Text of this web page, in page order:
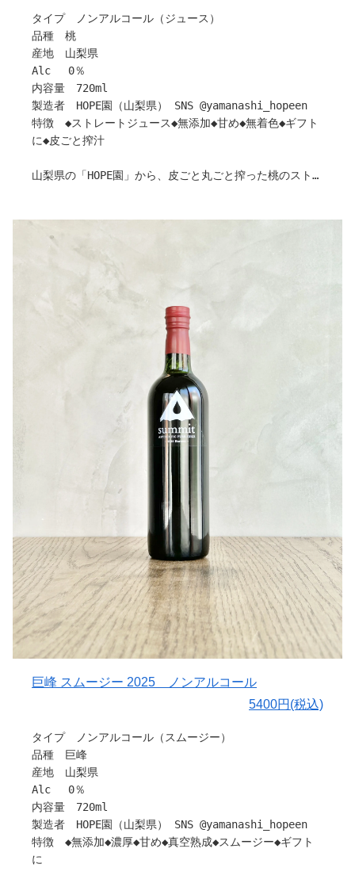
だから透明ではありません。
だから毎年味わいも少しずつ違います。
山梨・マスカット・ベーリーAぶどうをそのまま搾りまし
た。
〇ぶどうについて
山梨県産マスカット・ベーリーAを100％使用し、無補糖・
無添加で仕上げたストレートジュースです。
○味わいについて
とろりとした濃密なテクスチャーに、マスカット・ベーリ
ーA特有の華やかな甘い香りがふわっと広がります。
一口飲めば、熟したぶどうの甘みがまるごと口の中へ。
ジュースというよりも"液体のぶどう"とも言いたくなるほ
どの凝縮感。
お子さまからワインが苦手な方まで、誰もが笑顔になれ
る、純粋なぶどうの美味しさが詰まっています。
引用：フジクレールワイナリー
タイプ ノンアルコール（ジュース）
品種 桃
産地 山梨県
Alc 0％
内容量 720ml
製造者 HOPE園（山梨県） SNS @yamanashi_hopeen
特徴 ◆ストレートジュース◆無添加◆甘め◆無着色◆ギフト
に◆皮ごと搾汁
山梨県の「HOPE園」から、皮ごと丸ごと搾った桃のストレ
め、カプレーゼや、生ハムを添えた冷製パスタなどと合わ
せるのがおすすめです。
なく楽しみたい一本です。
作り手さんから
とにかく甘かった2025年の桃。
その甘味をガツンと感じることのできる逸品。
桃らしい香りも残しながら、実は桃の持つ”梅”らしい香り
皮ごと まるごと絞り、技術により自然な桃の色をキレイ
に残してもらいました。
暗所で保管すれば色もほとんど変わりません。
もちろん無加糖、無着色、無香料。
冬にも、桃を楽しめます。
〇HOPE園 のsummitについて
素材への約束
無添加。無加糖。無加水。無濃縮。無調整。
味も、色も、香りも。
すべては果実がもつものだけ。
余計な手を加えず、素材の力を、最大限に引き出す
果実の個性は、年ごとに異なり、甘みも、酸味も、香り
ものを選び抜くー
だからこそ、毎年ちがう。
そして毎年、本物が生まれるのです。
時間という旨味。
類を見ない“真空熟成”を可能にした独自製法
静かに、ゆっくりと時間を重ねることで
甘みはより深く、味わいはひとつにまとまっていく。
まるでワインのように
巨峰 スムージー 2025 ノンアルコール
5400円(税込)
タイプ ノンアルコール（スムージー）
品種 巨峰
産地 山梨県
Alc 0％
内容量 720ml
製造者 HOPE園（山梨県） SNS @yamanashi_hopeen
特徴 ◆無添加◆濃厚◆甘め◆真空熟成◆スムージー◆ギフト
に